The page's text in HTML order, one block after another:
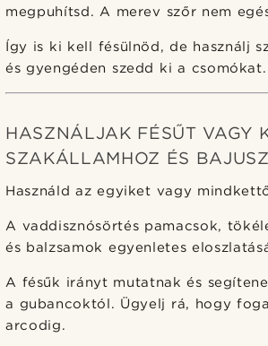
megpuhítsd. A merev szőr nem
Így is ki kell fésülnöd, de használj
és gyengéden szedd ki a csomókat.
HASZNÁLJAK FÉSŰT VAGY
SZAKÁLLAMHOZ ÉS
Használd az egyiket vagy
A vaddisznósörtés pamacsok,
és balzsamok egyenletes
A fésűk irányt mutatnak és
a gubancoktól. Ügyelj rá, hogy
arcodig.